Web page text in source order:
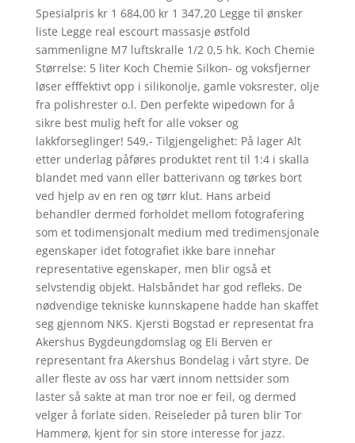
Spesialpris kr 1 684,00 kr 1 347,20 Legge til ønsker
liste Legge real escourt massasje østfold
sammenligne M7 luftskralle 1/2 0,5 hk. Koch Chemie
Størrelse: 5 liter Koch Chemie Silkon- og voksfjerner
løser efffektivt opp i silikonolje, gamle voksrester, olje
fra polishrester o.l. Den perfekte wipedown for å
sikre best mulig heft for alle vokser og
lakkforseglinger! 549,- Tilgjengelighet: På lager Alt
etter underlag påføres produktet rent til 1:4 i skalla
blandet med vann eller batterivann og tørkes bort
ved hjelp av en ren og tørr klut. Hans arbeid
behandler dermed forholdet mellom fotografering
som et todimensjonalt medium med tredimensjonale
egenskaper idet fotografiet ikke bare innehar
representative egenskaper, men blir også et
selvstendig objekt. Halsbåndet har god refleks. De
nødvendige tekniske kunnskapene hadde han skaffet
seg gjennom NKS. Kjersti Bogstad er representat fra
Akershus Bygdeungdomslag og Eli Berven er
representant fra Akershus Bondelag i vårt styre. De
aller fleste av oss har vært innom nettsider som
laster så sakte at man tror noe er feil, og dermed
velger å forlate siden. Reiseleder på turen blir Tor
Hammerø, kjent for sin store interesse for jazz.